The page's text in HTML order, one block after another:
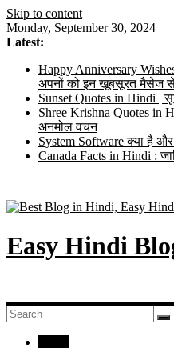
Skip to content
Monday, September 30, 2024
Latest:
Happy Anniversary
अपनों को इन खूबसूरत मैसेज से
Sunset Quotes in Hindi |
Shree Krishna Quotes in
अनमोल वचन
System Software क्या है
Canada Facts in Hindi :
Easy Hindi